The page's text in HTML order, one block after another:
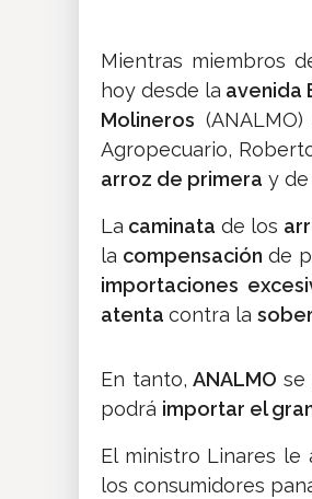
Mientras miembros
hoy desde la avenida
Molineros (ANALMO)
Agropecuario,
arroz de primera y de
La caminata de los
la compensación de
importaciones
atenta contra la
En tanto, ANALMO se
podrá importar el
El ministro Linares le
los consumidores